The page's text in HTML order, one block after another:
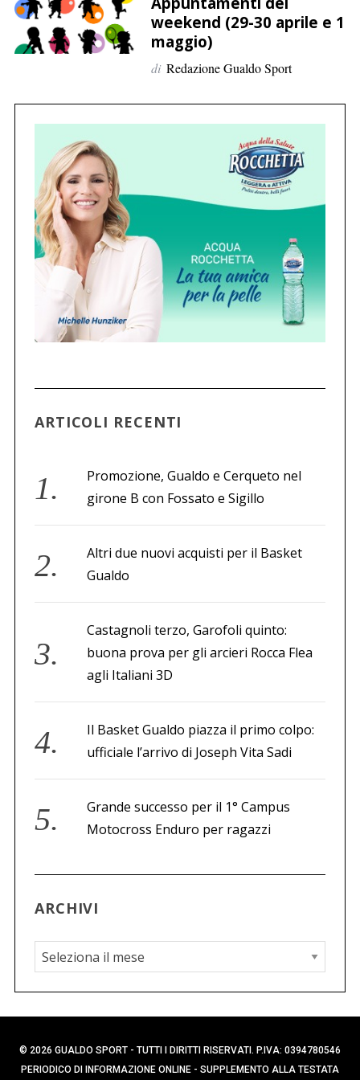
e
r
weekend (29-30 aprile e 1
maggio)
di Redazione Gualdo Sport
ARTICOLI RECENTI
Promozione, Gualdo e Cerqueto nel
girone B con Fossato e Sigillo
Altri due nuovi acquisti per il Basket
Gualdo
Castagnoli terzo, Garofoli quinto:
buona prova per gli arcieri Rocca Flea
agli Italiani 3D
Il Basket Gualdo piazza il primo colpo:
ufficiale l’arrivo di Joseph Vita Sadi
Grande successo per il 1° Campus
Motocross Enduro per ragazzi
ARCHIVI
A
r
c
h
i
v
© 2026 GUALDO SPORT - TUTTI I DIRITTI RISERVATI. P.IVA: 0394780546
PERIODICO DI INFORMAZIONE ONLINE - SUPPLEMENTO ALLA TESTATA
C
e
r
e
r